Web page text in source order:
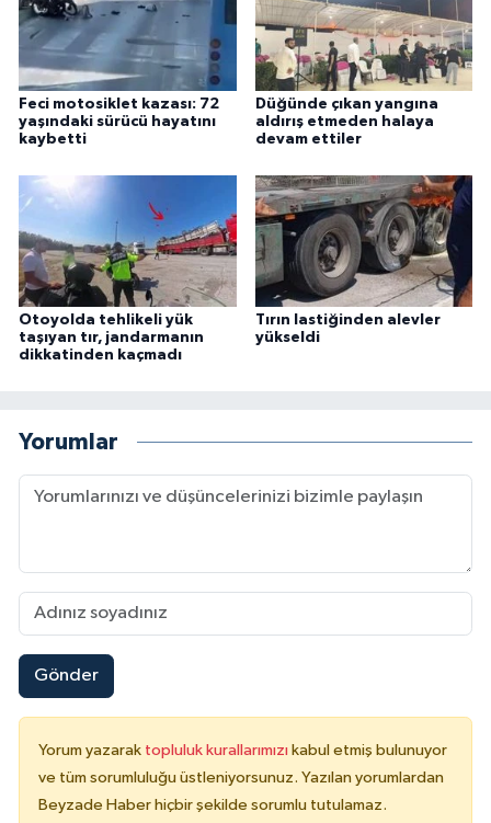
Feci motosiklet kazası: 72
yaşındaki sürücü hayatını
kaybetti
Düğünde çıkan yangına
aldırış etmeden halaya
devam ettiler
Otoyolda tehlikeli yük
taşıyan tır, jandarmanın
dikkatinden kaçmadı
Tırın lastiğinden alevler
yükseldi
Yorumlar
Gönder
Yorum yazarak topluluk kurallarımızı kabul etmiş bulunuyor
ve tüm sorumluluğu üstleniyorsunuz. Yazılan yorumlardan
Beyzade Haber hiçbir şekilde sorumlu tutulamaz.